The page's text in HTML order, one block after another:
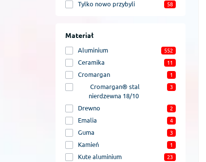
Tylko nowo przybyli 58
Materiał
Aluminium 552
Ceramika 11
Cromargan 1
Cromargan® stal
nierdzewna 18/10
3
Drewno 2
Emalia 4
Guma 3
Kamień 1
Kute aluminium 23